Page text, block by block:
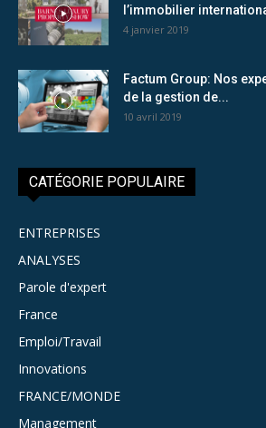
l’immobilier
4 janvier 2019
Factum Group: Nos
de la gestion de...
10 avril 2019
CATÉGORIE POPULAIRE
ENTREPRISES
ANALYSES
Parole d'expert
France
Emploi/Travail
Innovations
FRANCE/MONDE
Management